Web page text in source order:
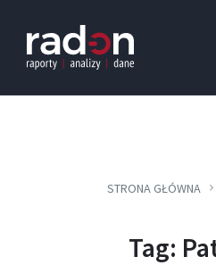
content
main
navigation
footer
STRONA GŁÓWNA
Tag: